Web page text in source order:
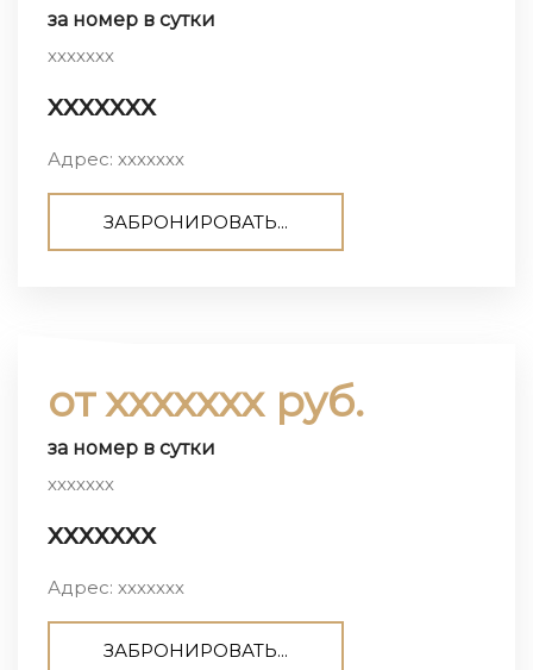
за номер в сутки
ххххххх
ххххххх
Адрес: ххххххх
ЗАБРОНИРОВАТЬ...
от ххххххх руб.
за номер в сутки
ххххххх
ххххххх
Адрес: ххххххх
ЗАБРОНИРОВАТЬ...